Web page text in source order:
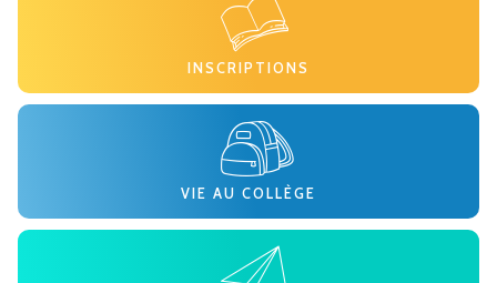
INSCRIPTIONS
VIE AU COLLÈGE